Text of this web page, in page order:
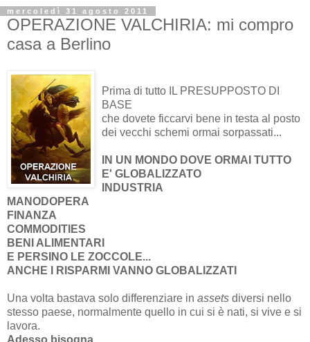
mercoledì 31 agosto 2011
OPERAZIONE VALCHIRIA: mi compro
casa a Berlino
Prima di tutto IL PRESUPPOSTO DI
BASE
che dovete ficcarvi bene in testa al posto
dei vecchi schemi ormai sorpassati...
IN UN MONDO DOVE ORMAI TUTTO
E' GLOBALIZZATO
INDUSTRIA
MANODOPERA
FINANZA
COMMODITIES
BENI ALIMENTARI
E PERSINO LE ZOCCOLE...
ANCHE I RISPARMI VANNO GLOBALIZZATI
Una volta bastava solo differenziare in assets diversi nello
stesso paese, normalmente quello in cui si è nati, si vive e si
lavora.
Adesso bisogna